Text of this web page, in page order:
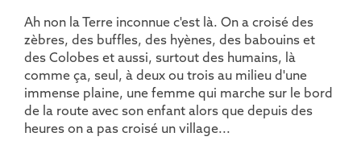
Ah non la Terre inconnue c'est là. On a croisé des
zèbres, des buffles, des hyènes, des babouins et
des Colobes et aussi, surtout des humains, là
comme ça, seul, à deux ou trois au milieu d'une
immense plaine, une femme qui marche sur le bord
de la route avec son enfant alors que depuis des
heures on a pas croisé un village...